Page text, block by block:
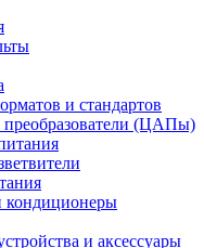
и стандартов
(ЦАПы)
кондиционеры
и аксессуары